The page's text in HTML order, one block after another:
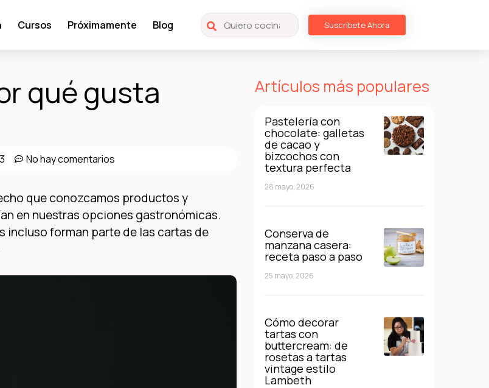
Cursos Próximamente Blog Suscríbete Ahora
qué gusta
No hay comentarios
que conozcamos productos y
en nuestras opciones gastronómicas.
incluso forman parte de las cartas de
Artículos más populares
Pastelería con
chocolate: galletas
de cacao y
bizcochos con
textura perfecta
28 mayo, 2026
Conserva de
manzana casera:
receta paso a paso
25 mayo, 2026
Cómo decorar
tartas con
buttercream: de
rosetas a tartas
vintage estilo
Lambeth